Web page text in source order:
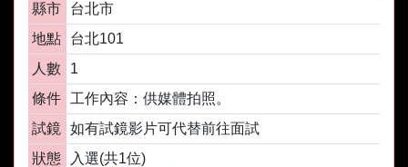
縣市
台北市
地點
台北101
人數
1
條件
工作內容：供媒體拍照。
試鏡 如有試鏡影片可代替前往面試
狀態
入選(共1位)